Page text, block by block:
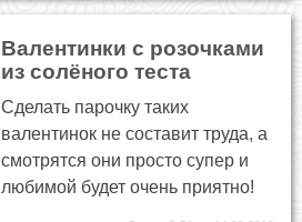
Валентинки с розочками
из солёного теста
Сделать парочку таких
валентинок не составит труда, а
смотрятся они просто супер и
любимой будет очень приятно!